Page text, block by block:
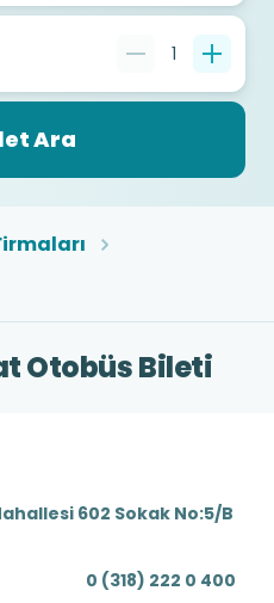
1
Ara
Otobüs Bileti
602 Sokak No:5/B
0 (318) 222 0 400